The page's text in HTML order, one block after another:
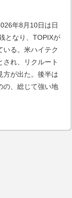
年8月10日は日
となり、TOPIXが
いる。米ハイテク
れ、リクルート
方が出た。後半は
の、総じて強い地